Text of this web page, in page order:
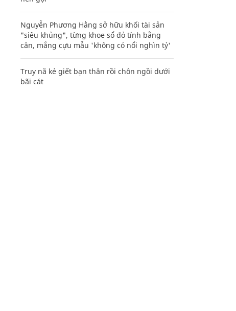
Nguyễn Phương Hằng sở hữu khối tài sản
"siêu khủng", từng khoe sổ đỏ tính bằng
cân, mắng cựu mẫu 'không có nổi nghìn tỷ'
Truy nã kẻ giết bạn thân rồi chôn ngồi dưới
bãi cát